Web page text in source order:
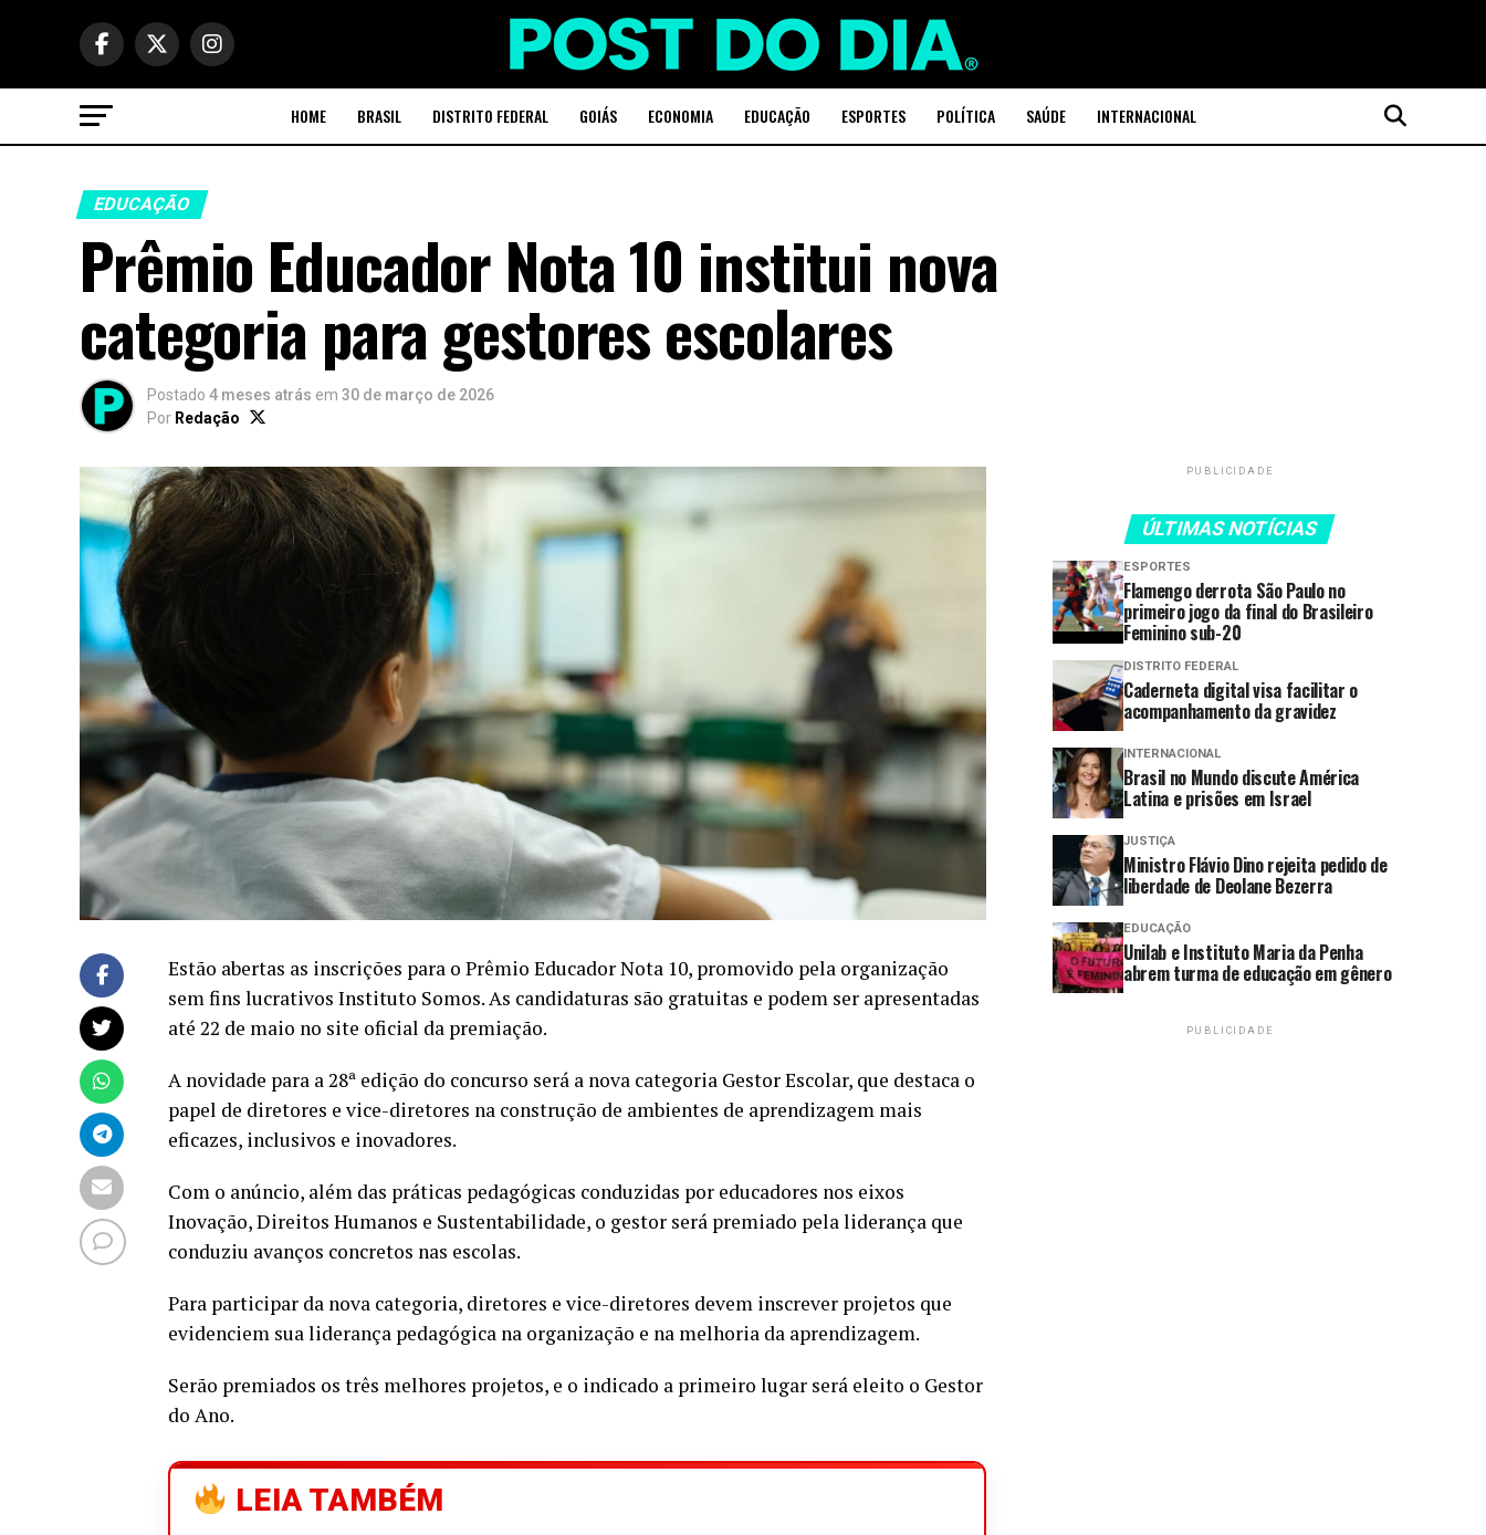
HOME BRASIL DISTRITO FEDERAL GOIÁS ECONOMIA EDUCAÇÃO ESPORTES POLÍTICA SAÚDE INTERNACIONAL
EDUCAÇÃO
Prêmio Educador Nota 10 institui nova
categoria para gestores escolares
Postado 4 meses atrás em 30 de março de 2026
Por Redação
Estão abertas as inscrições para o Prêmio Educador Nota 10, promovido pela organização
sem fins lucrativos Instituto Somos. As candidaturas são gratuitas e podem ser apresentadas
até 22 de maio no site oficial da premiação.
A novidade para a 28ª edição do concurso será a nova categoria Gestor Escolar, que destaca o
papel de diretores e vice-diretores na construção de ambientes de aprendizagem mais
eficazes, inclusivos e inovadores.
Com o anúncio, além das práticas pedagógicas conduzidas por educadores nos eixos
Inovação, Direitos Humanos e Sustentabilidade, o gestor será premiado pela liderança que
conduziu avanços concretos nas escolas.
Para participar da nova categoria, diretores e vice-diretores devem inscrever projetos que
evidenciem sua liderança pedagógica na organização e na melhoria da aprendizagem.
Serão premiados os três melhores projetos, e o indicado a primeiro lugar será eleito o Gestor
do Ano.
LEIA TAMBÉM
PUBLICIDADE
ÚLTIMAS NOTÍCIAS
ESPORTES
Flamengo derrota São Paulo no
primeiro jogo da final do Brasileiro
Feminino sub-20
DISTRITO FEDERAL
Caderneta digital visa facilitar o
acompanhamento da gravidez
INTERNACIONAL
Brasil no Mundo discute América
Latina e prisões em Israel
JUSTIÇA
Ministro Flávio Dino rejeita pedido de
liberdade de Deolane Bezerra
EDUCAÇÃO
Unilab e Instituto Maria da Penha
abrem turma de educação em gênero
PUBLICIDADE